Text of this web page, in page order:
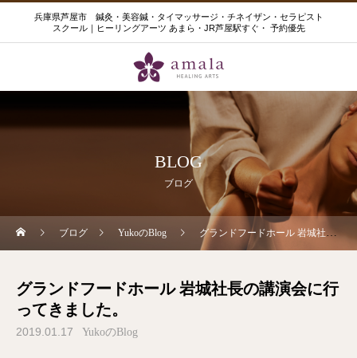
兵庫県芦屋市 鍼灸・美容鍼・タイマッサージ・チネイザン・セラピスト
スクール｜ヒーリングアーツ あまら・JR芦屋駅すぐ・ 予約優先
BLOG
ブログ
ブログ YukoのBlog グランドフードホール 岩城社長の講演会に行ってきました。
グランドフードホール 岩城社長の講演会に行
ってきました。
2019.01.17 YukoのBlog